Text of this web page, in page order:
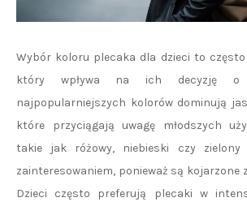
Wybór koloru plecaka dla dzieci to
który wpływa na ich decyzję o
najpopularniejszych kolorów dominują
które przyciągają uwagę młodszych
takie jak różowy, niebieski czy zielony
zainteresowaniem, ponieważ są kojarzone
Dzieci często preferują plecaki w